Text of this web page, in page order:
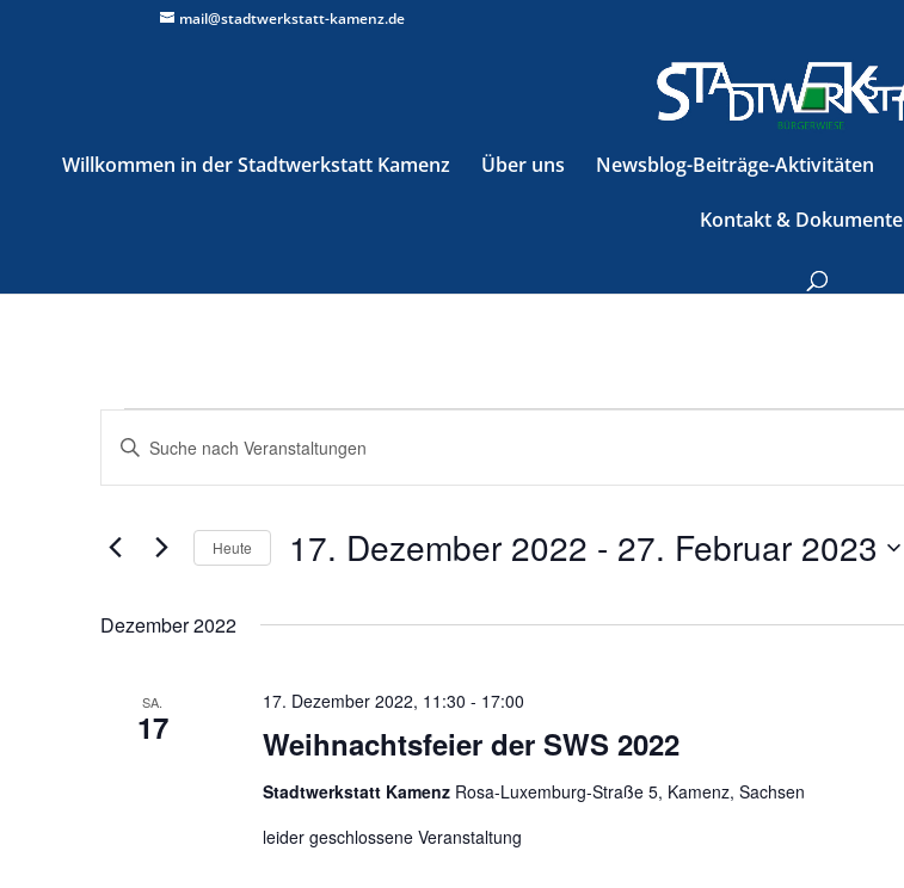
mail@stadtwerkstatt-kamenz.de
Willkommen in der Stadtwerkstatt Kamenz Über uns Newsblog-Beiträge-Aktivitäten
Kontakt & Dokumente
Veranstaltungen
Veranstaltungen
Suche
und
Navigation
Bitte
Schlüsselwort
eingeben.
nach
Heute 17. Dezember 2022 - 27. Februar 2023
Dezember 2022
SA.
17 Weihnachtsfeier der SWS 2022
17. Dezember 2022, 11:30 - 17:00
Stadtwerkstatt Kamenz Rosa-Luxemburg-Straße 5, Kamenz, Sachsen
leider geschlossene Veranstaltung